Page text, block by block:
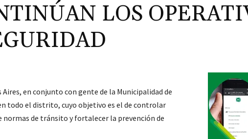
Vos
LOS
en conjunto con gente de la Municipalidad de
todo el distrito, cuyo objetivo es el de controlar
de tránsito y fortalecer la prevención de